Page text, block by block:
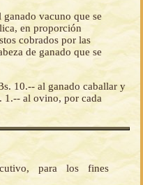
ganado vacuno que se
en proporción
cobrados por las
de ganado que se
10.-- al ganado caballar y
1.-- al ovino, por cada
para los fines